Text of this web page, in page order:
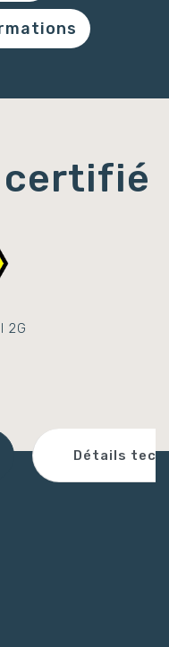
certifié
2G
Détails